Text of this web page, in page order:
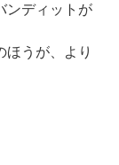
ンディットが
ほうが、より